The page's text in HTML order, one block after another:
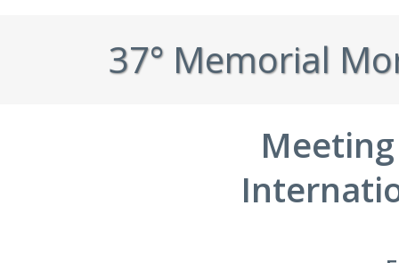
37° Memorial